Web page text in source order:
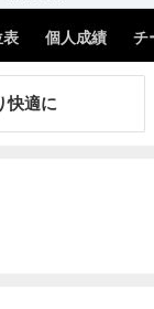
表 個人成績 チ
快適に